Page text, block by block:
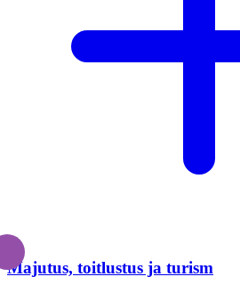
Majutus, toitlustus ja turism